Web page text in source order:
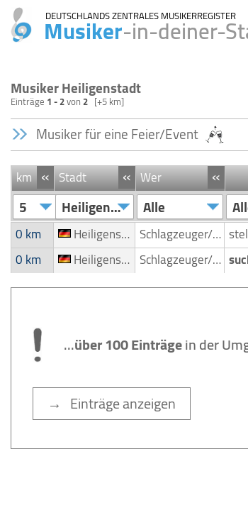
DEUTSCHLANDS ZENTRALES MUSIKERREGISTER
Musiker-in-deiner-
Musiker Heiligenstadt
Einträge 1 - 2von2[+5 km]
Musiker für eine Feier/Event
km « Stadt « Wer «
5 Heiligenstadt Alle
0 km Heiligenstadt Schlagzeuger/Drummer
0 km Heiligenstadt Schlagzeuger/Drummer
...über 100 Einträgein der
→ Einträge anzeigen